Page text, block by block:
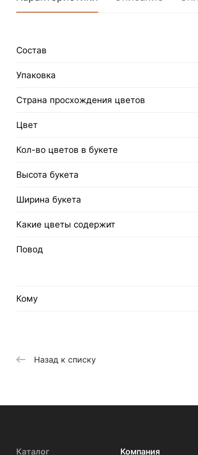
Состав
Упаковка
Страна просхождения цветов
Цвет
Кол-во цветов в букете
Высота букета
Ширина букета
Какие цветы содержит
Повод
Кому
Назад к списку
Каталог Компания